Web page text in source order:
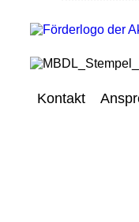
Kontakt